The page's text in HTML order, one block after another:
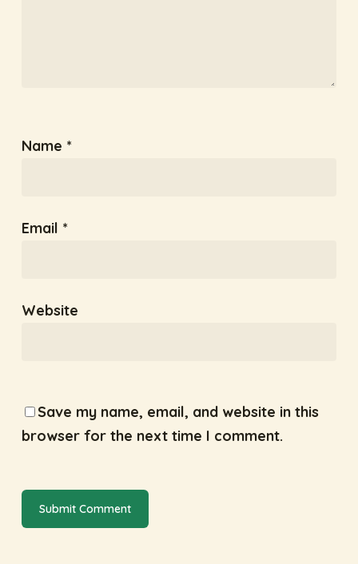
Name *
Email *
Website
Save my name, email, and website in this
browser for the next time I comment.